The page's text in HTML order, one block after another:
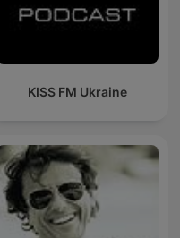
KISS FM Ukraine